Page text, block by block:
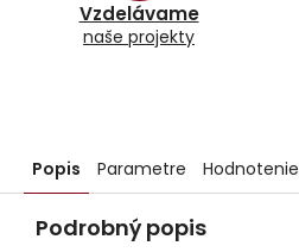
Vzdelávame
naše projekty
Popis Parametre Hodnotenie
Podrobný popis